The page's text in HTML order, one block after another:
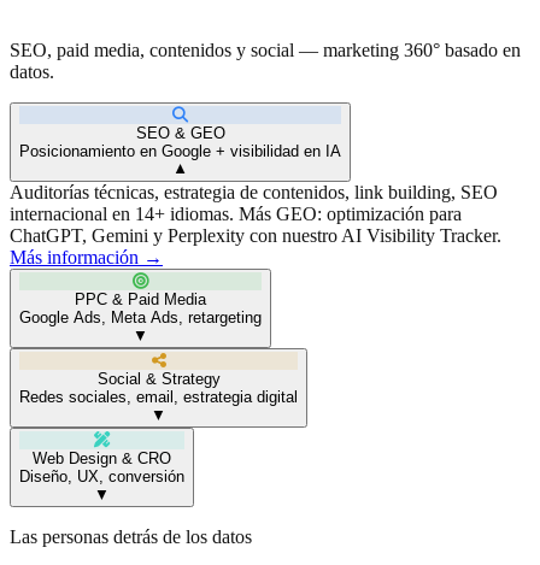
SEO, paid media, contenidos y social — marketing 360° basado en
datos.
SEO & GEO
Posicionamiento en Google + visibilidad en IA
▼
Auditorías técnicas, estrategia de contenidos, link building, SEO
internacional en 14+ idiomas. Más GEO: optimización para
ChatGPT, Gemini y Perplexity con nuestro AI Visibility Tracker.
Más información →
PPC & Paid Media
Google Ads, Meta Ads, retargeting
▼
Social & Strategy
Redes sociales, email, estrategia digital
▼
Web Design & CRO
Diseño, UX, conversión
▼
Las personas detrás de los datos